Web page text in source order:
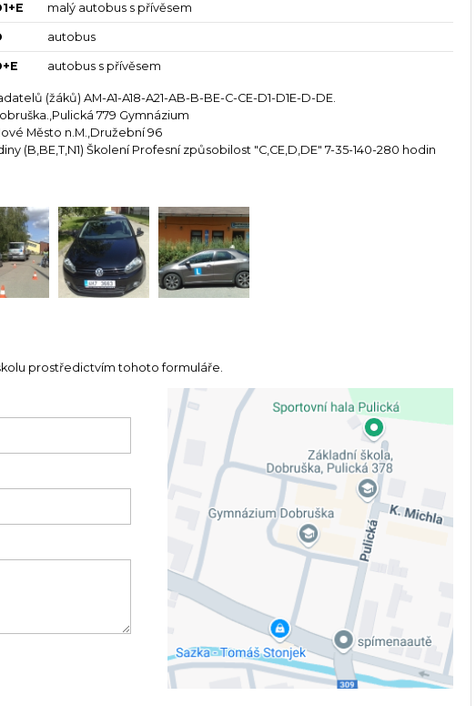
malý autobus s přívěsem
autobus
autobus s přívěsem
(žáků) AM-A1-A18-A21-AB-B-BE-C-CE-D1-D1E-D-DE.
779 Gymnázium
Město n.M.,Družební 96
(B,BE,T,N1) Školení Profesní způsobilost "C,CE,D,DE" 7-35-140-280 hodin
prostředictvím tohoto formuláře.